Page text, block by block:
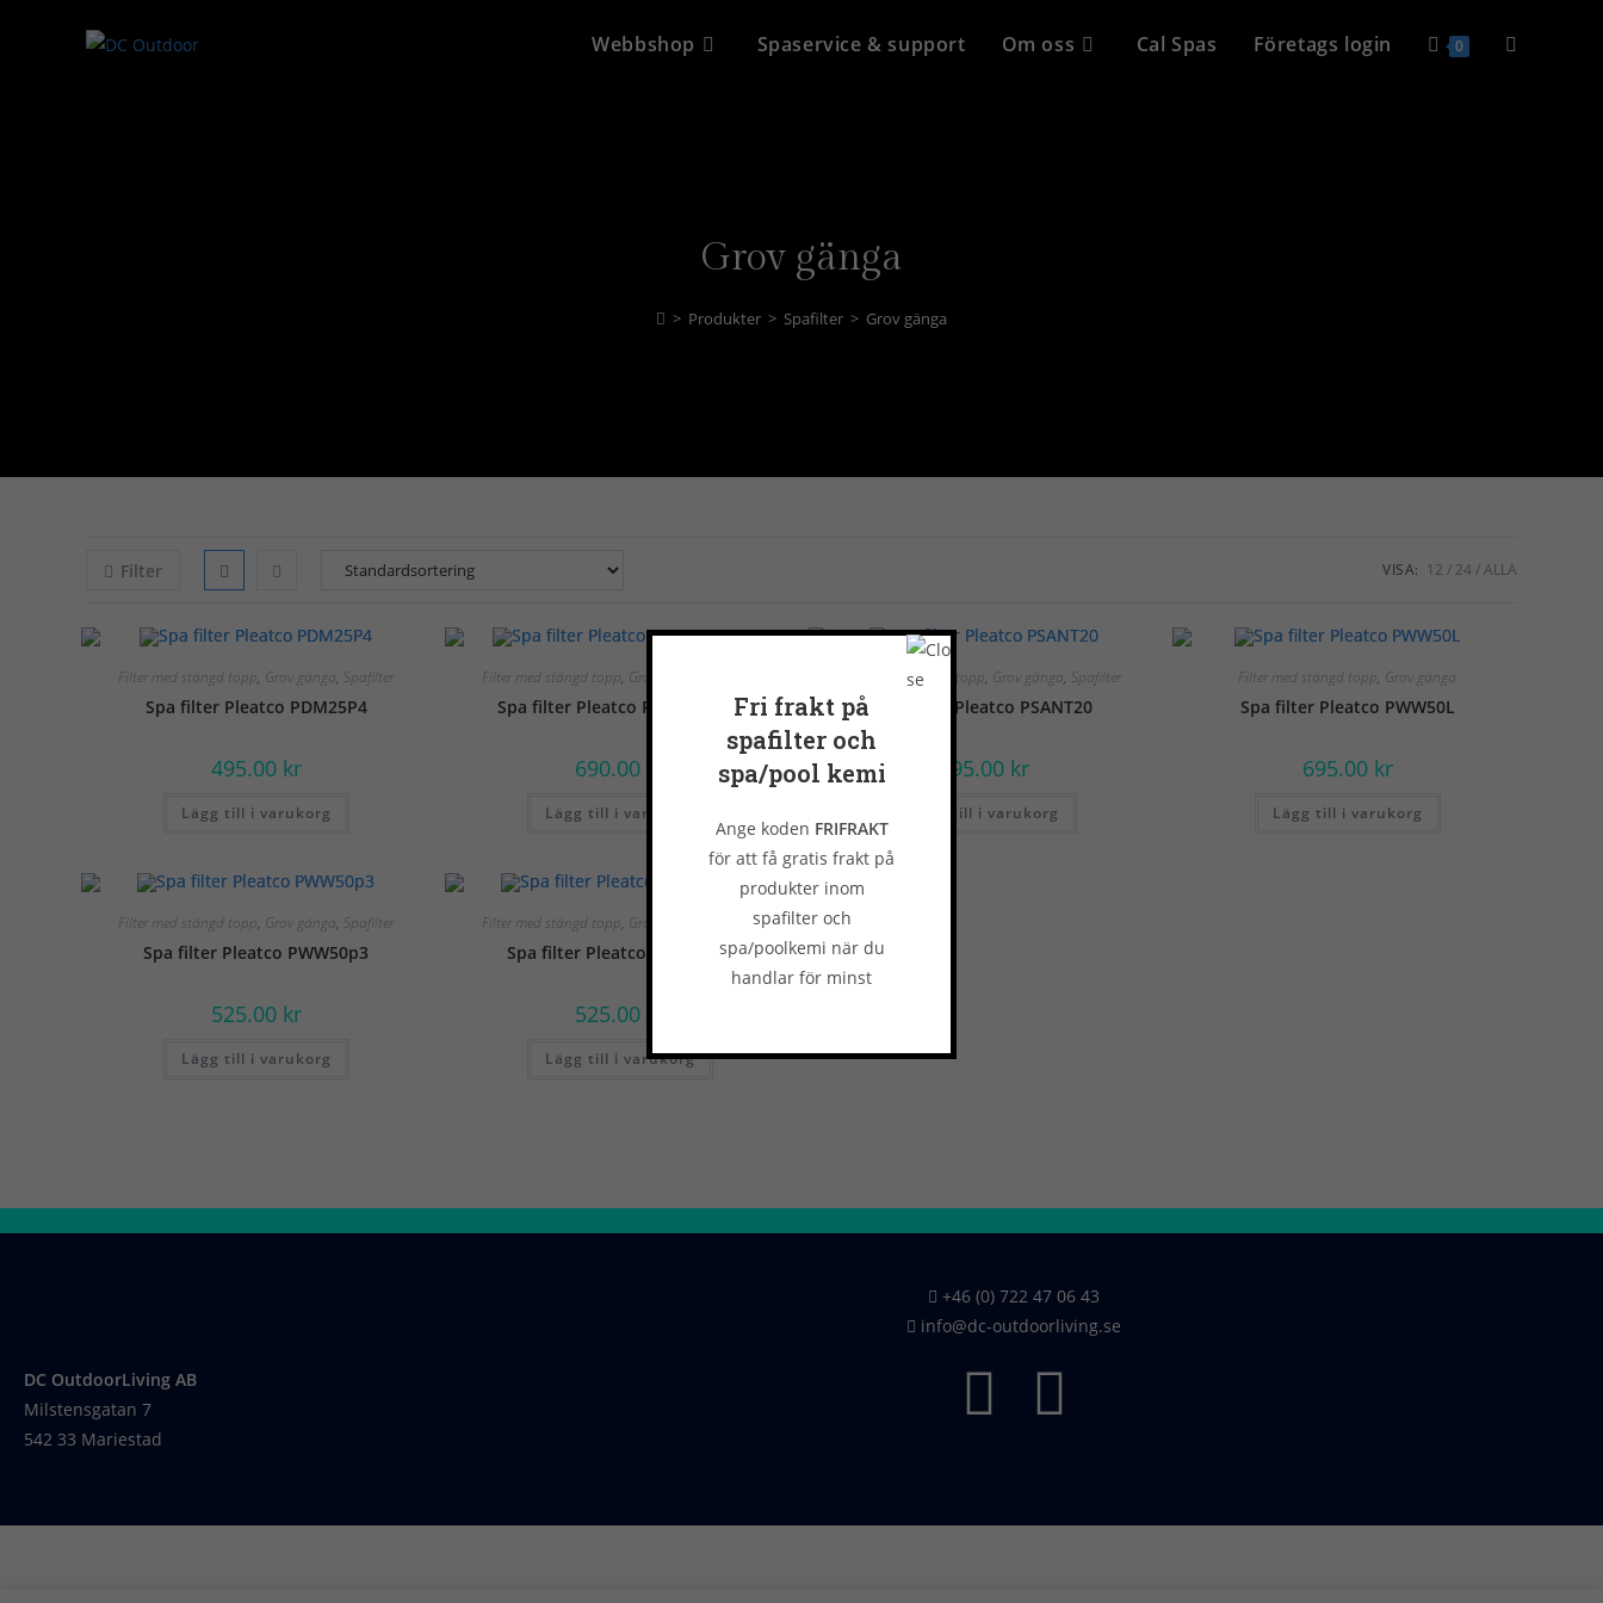
Webbshop Spaservice & support Om oss Cal Spas Företags login 0
Grov gänga
> Produkter > Spafilter > Grov gänga
Filter VISA: 12 24 ALLA
Filter med stängd topp, Grov gänga, Spafilter
Spa filter Pleatco PDM25P4
495.00 kr
Lägg till i varukorg
Filter med stängd topp, Grov gänga
Spa filter Pleatco PLCP36-F2M
690.00
Lägg till i varukorg
Filter med stängd topp, Grov gänga, Spafilter
Spa filter Pleatco PSANT20
395.00 kr
Lägg till i varukorg
Filter med stängd topp, Grov gänga
Spa filter Pleatco PWW50L
695.00 kr
Lägg till i varukorg
Filter med stängd topp, Grov gänga, Spafilter
Spa filter Pleatco PWW50p3
525.00 kr
Lägg till i varukorg
Filter med stängd topp, Grov gänga Spafilter
Spa filter Pleatco PWW50p4
525.00
Lägg till i varukorg
DC OutdoorLiving AB
Milstensgatan 7
542 33 Mariestad
+46 (0) 722 47 06 43
info@dc-outdoorliving.se
Fri frakt på
spafilter och
spa/pool kemi
Ange koden FRIFRAKT
för att få gratis frakt på
produkter inom
spafilter och
spa/poolkemi när du
handlar för minst